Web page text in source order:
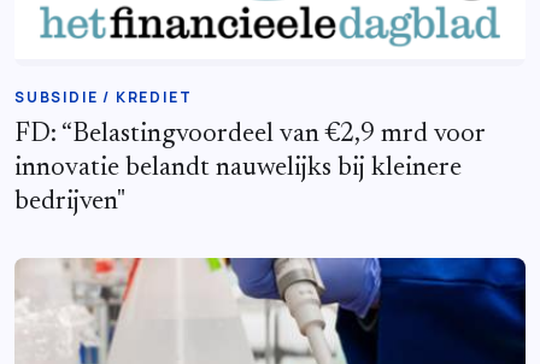
SUBSIDIE / KREDIET
FD: “Belastingvoordeel van €2,9 mrd voor
innovatie belandt nauwelijks bij kleinere
bedrijven"